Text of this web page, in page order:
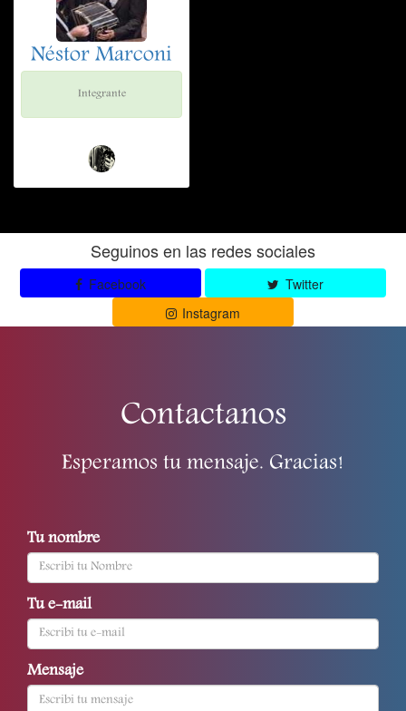
Néstor Marconi
Integrante
Seguinos en las redes sociales
Facebook
Twitter
Instagram
Contactanos
Esperamos tu mensaje. Gracias!
Tu nombre
Tu e-mail
Mensaje